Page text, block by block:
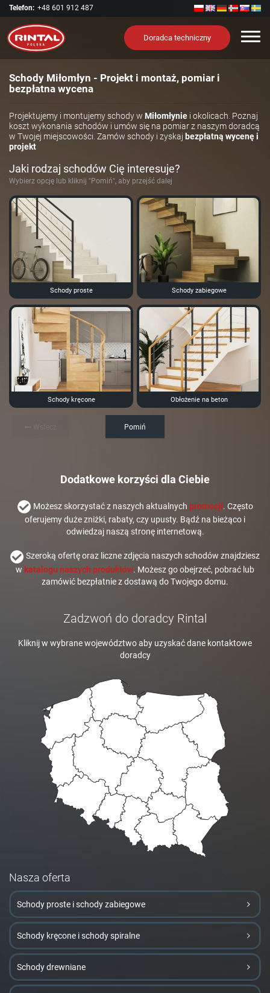
Telefon: +48 601 912 487
Doradca techniczny
Schody Miłomłyn - Projekt i montaż, pomiar i
bezpłatna wycena
Projektujemy i montujemy schody w Miłomłynie i okolicach. Poznaj
koszt wykonania schodów i umów się na pomiar z naszym doradcą
w Twojej miejscowości. Zamów schody i zyskaj bezpłatną wycenę i
projekt
Jaki rodzaj schodów Cię interesuje?
Wybierz opcję lub kliknij "Pomiń", aby przejść dalej
Schody proste Schody zabiegowe
Schody kręcone Obłożenie na beton
Pomiń
Dodatkowe korzyści dla Ciebie
Możesz skorzystać z naszych aktualnych promocji. Często
oferujemy duże zniżki, rabaty, czy upusty. Bądź na bieżąco i
odwiedzaj naszą stronę internetową.
Szeroką ofertę oraz liczne zdjęcia naszych schodów znajdziesz
w katalogu naszych produktów. Możesz go obejrzeć, pobrać lub
zamówić bezpłatnie z dostawą do Twojego domu.
Zadzwoń do doradcy Rintal
Kliknij w wybrane województwo aby uzyskać dane kontaktowe
doradcy
Nasza oferta
Schody proste i schody zabiegowe
Schody kręcone i schody spiralne
Schody drewniane